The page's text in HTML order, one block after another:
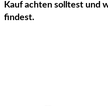
Kauf achten solltest und
findest.